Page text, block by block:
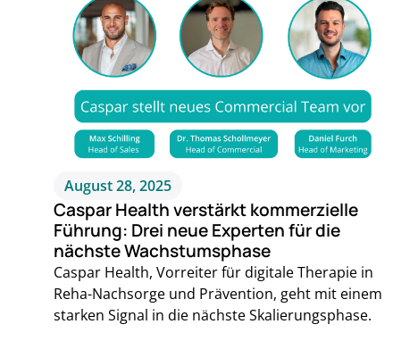
August 28, 2025
Caspar Health verstärkt kommerzielle
Führung: Drei neue Experten für die
nächste Wachstumsphase
Caspar Health, Vorreiter für digitale Therapie in
Reha-Nachsorge und Prävention, geht mit einem
starken Signal in die nächste Skalierungsphase.